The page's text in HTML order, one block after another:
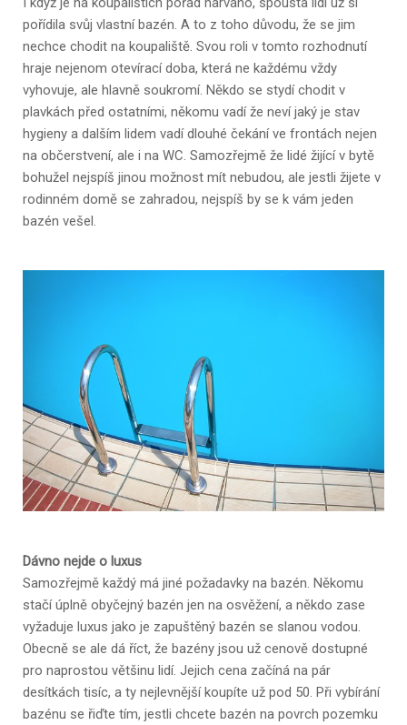
pořídila svůj vlastní bazén. A to z toho důvodu, že se jim
nechce chodit na koupaliště. Svou roli v tomto rozhodnutí
hraje nejenom otevírací doba, která ne každému vždy
vyhovuje, ale hlavně soukromí. Někdo se stydí chodit v
plavkách před ostatními, někomu vadí že neví jaký je stav
hygieny a dalším lidem vadí dlouhé čekání ve frontách nejen
na občerstvení, ale i na WC. Samozřejmě že lidé žijící v bytě
bohužel nejspíš jinou možnost mít nebudou, ale jestli žijete v
rodinném domě se zahradou, nejspíš by se k vám jeden
bazén vešel.
Dávno nejde o luxus
Samozřejmě každý má jiné požadavky na bazén. Někomu
stačí úplně obyčejný bazén jen na osvěžení, a někdo zase
vyžaduje luxus jako je zapuštěný bazén se slanou vodou.
Obecně se ale dá říct, že bazény jsou už cenově dostupné
pro naprostou většinu lidí. Jejich cena začíná na pár
desítkách tisíc, a ty nejlevnější koupíte už pod 50. Při vybírání
bazénu se řiďte tím, jestli chcete bazén na povrch pozemku